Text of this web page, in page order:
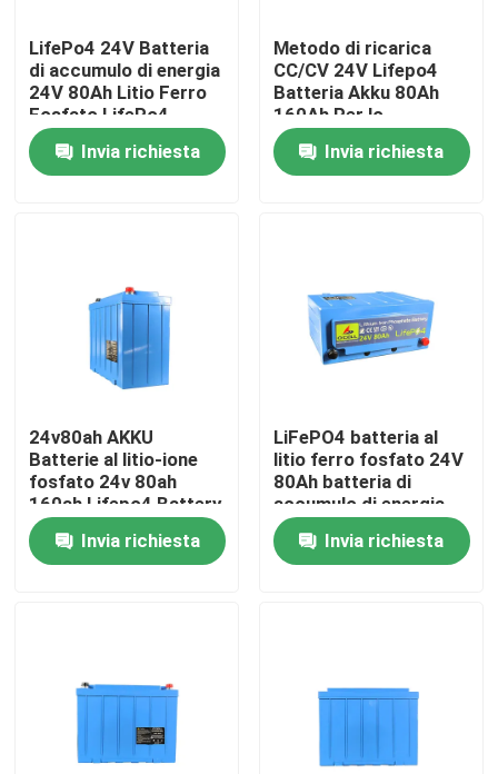
Casa
Chi siamo
Controllo di qualità
Contattaci
Tutti i casi
Batteria dello ione LiFePO4 del litio
LifePo4 24V Batteria
di accumulo di energia
24V 80Ah Litio Ferro
Fosfato LifePo4
Batteria con BMS
Invia richiesta
Metodo di ricarica
CC/CV 24V Lifepo4
Batteria Akku 80Ah
160Ah Per lo
stoccaggio
dell'energia solare
Invia richiesta
24v80ah AKKU
Batterie al litio-ione
fosfato 24v 80ah
160ah Lifepo4 Battery
Pack
Invia richiesta
LiFePO4 batteria al
litio ferro fosfato 24V
80Ah batteria di
accumulo di energia
Invia richiesta